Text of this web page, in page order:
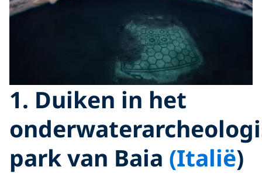
1. Duiken in het
park van Baia (Italië)